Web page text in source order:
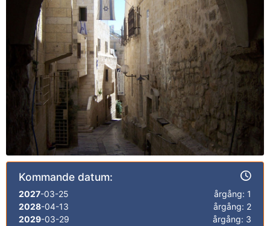
Kommande datum:
2027-03-25
årgång: 1
2028-04-13
årgång: 2
2029-03-29
årgång: 3